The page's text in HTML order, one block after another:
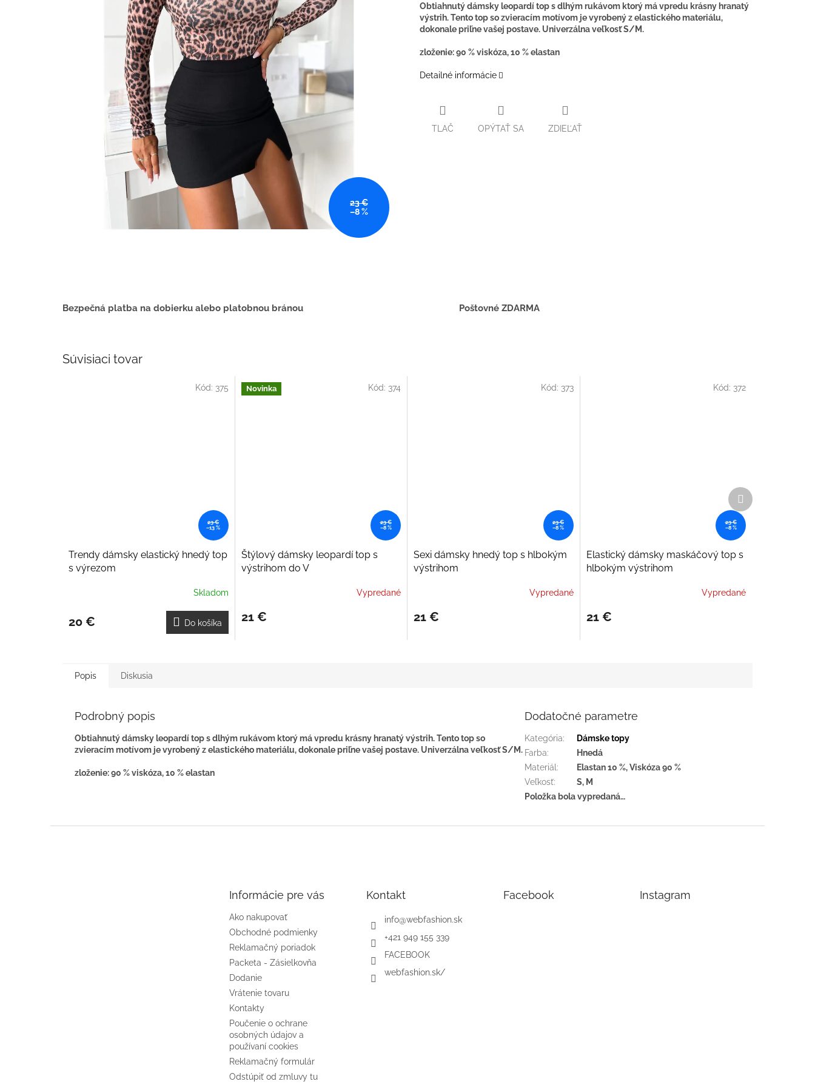
23 €
–8 %
Obtiahnutý dámsky leopardí top s dlhým rukávom ktorý má vpredu krásny hranatý
výstrih. Tento top so zvieracím motívom je vyrobený z elastického materiálu,
dokonale priľne vašej postave. Univerzálna veľkosť S/M.
zloženie: 90 % viskóza, 10 % elastan
Detailné informácie
TLAČ OPÝTAŤ SA ZDIEĽAŤ
Bezpečná platba na dobierku alebo platobnou bránou Poštovné ZDARMA
Súvisiaci tovar
23 €
–13 %
Trendy dámsky elastický hnedý top
s výrezom
Skladom
20 € Do košíka
Kód: 375 Novinka
23 €
–8 %
Štýlový dámsky leopardí top s
výstrihom do V
Vypredané
21 €
Kód: 374
23 €
–8 %
Sexi dámsky hnedý top s hlbokým
výstrihom
Vypredané
21 €
Kód: 373
23 €
–8 %
Elastický dámsky maskáčový top s
hlbokým výstrihom
Vypredané
21 €
Kód: 372
Ďalší
produkt
Popis Diskusia
Podrobný popis
Obtiahnutý dámsky leopardí top s dlhým rukávom ktorý má vpredu krásny hranatý výstrih. Tento top so
zvieracím motívom je vyrobený z elastického materiálu, dokonale priľne vašej postave. Univerzálna veľkosť S/M.
zloženie: 90 % viskóza, 10 % elastan
Dodatočné parametre
Kategória:
Dámske topy
Farba:
Hnedá
Materiál:
Elastan 10 %, Viskóza 90 %
Veľkosť:
S, M
Položka bola vypredaná…
Informácie pre vás
Ako nakupovať
Obchodné podmienky
Reklamačný poriadok
Packeta - Zásielkovňa
Dodanie
Vrátenie tovaru
Kontakty
Poučenie o ochrane
osobných údajov a
používaní cookies
Reklamačný formulár
Odstúpiť od zmluvy tu
Kontakt
info@webfashion.sk
+421 949 155 339
FACEBOOK
webfashion.sk/
Facebook Instagram